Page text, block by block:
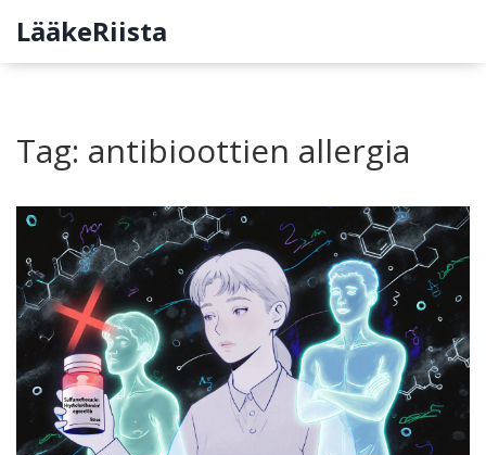
LääkeRiista
Tag: antibioottien allergia